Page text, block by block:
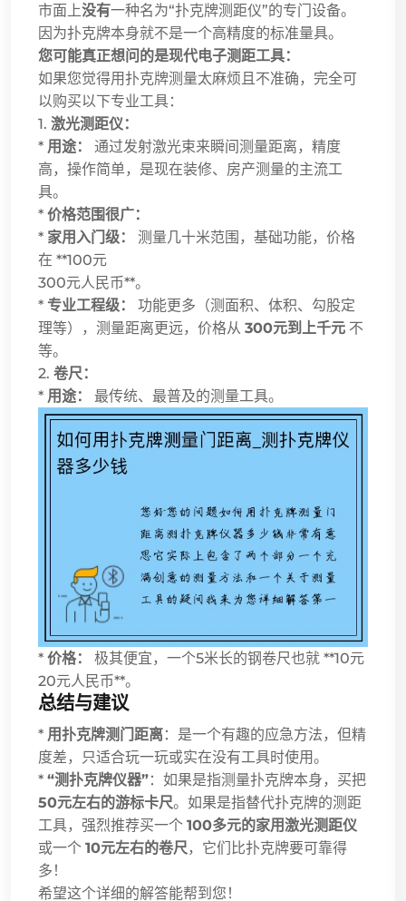
市面上没有一种名为“扑克牌测距仪”的专门设备。
因为扑克牌本身就不是一个高精度的标准量具。
您可能真正想问的是现代电子测距工具：
如果您觉得用扑克牌测量太麻烦且不准确，完全可
以购买以下专业工具：
1. 激光测距仪：
* 用途：
通过发射激光束来瞬间测量距离，精度
高，操作简单，是现在装修、房产测量的主流工
具。
* 价格范围很广：
* 家用入门级：
测量几十米范围，基础功能，价格
在 **100元
300元人民币**。
* 专业工程级：
功能更多（测面积、体积、勾股定
理等），测量距离更远，价格从 300元到上千元 不
等。
2. 卷尺：
* 用途： 最传统、最普及的测量工具。
* 价格：
极其便宜，一个5米长的钢卷尺也就 **10元
20元人民币**。
总结与建议
* 用扑克牌测门距离：是一个有趣的应急方法，但精
度差，只适合玩一玩或实在没有工具时使用。
* “测扑克牌仪器”：如果是指测量扑克牌本身，买把
50元左右的游标卡尺。如果是指替代扑克牌的测距
工具，强烈推荐买一个 100多元的家用激光测距仪
或一个 10元左右的卷尺 ，它们比扑克牌要可靠得
多！
希望这个详细的解答能帮到您！